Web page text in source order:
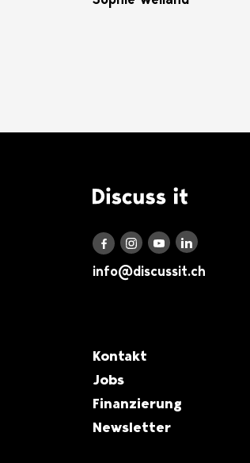
Logo
Discuss it auf Facebook
Discuss it auf
Discuss it auf
Discuss it
info@discussit.ch
Metanavigation
Kontakt
Jobs
Finanzierung
Newsletter